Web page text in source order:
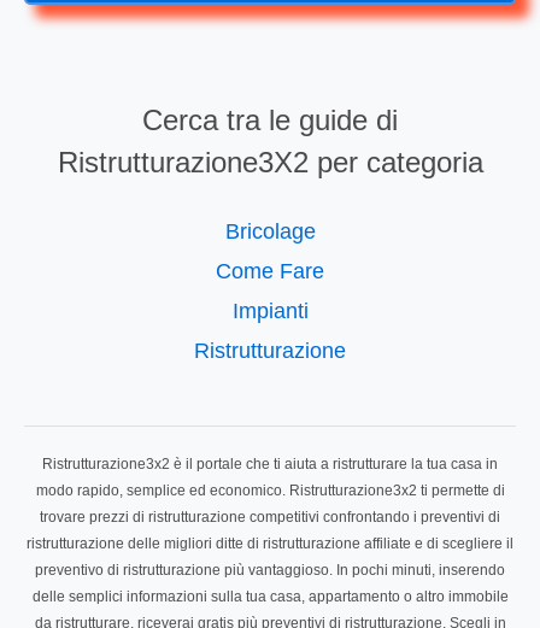
Cerca tra le guide di
Ristrutturazione3X2 per categoria
Bricolage
Come Fare
Impianti
Ristrutturazione
Ristrutturazione3x2 è il portale che ti aiuta a ristrutturare la tua casa in
modo rapido, semplice ed economico. Ristrutturazione3x2 ti permette di
trovare prezzi di ristrutturazione competitivi confrontando i preventivi di
ristrutturazione delle migliori ditte di ristrutturazione affiliate e di scegliere il
preventivo di ristrutturazione più vantaggioso. In pochi minuti, inserendo
delle semplici informazioni sulla tua casa, appartamento o altro immobile
da ristrutturare, riceverai gratis più preventivi di ristrutturazione. Scegli in